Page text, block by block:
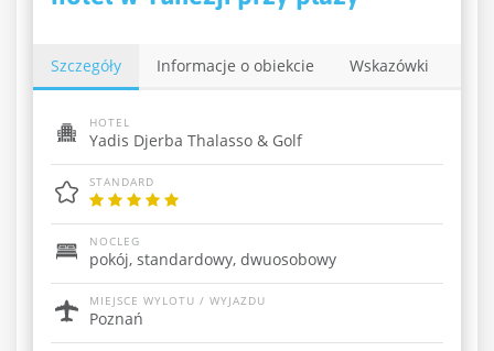
Szczegóły Informacje o obiekcie Wskazówki
HOTEL
Yadis Djerba Thalasso & Golf
STANDARD
NOCLEG
pokój, standardowy, dwuosobowy
MIEJSCE WYLOTU / WYJAZDU
Poznań